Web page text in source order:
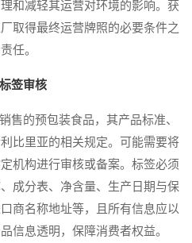
和减轻其运营对环境的影响。获
取得最终运营牌照的必要条件之
任。
签审核
的预包装食品，其产品标准、
比里亚的相关规定。可能需要将
机构进行审核或备案。标签必须
成分表、净含量、生产日期与保
商名称地址等，且所有信息应以
信息透明，保障消费者权益。